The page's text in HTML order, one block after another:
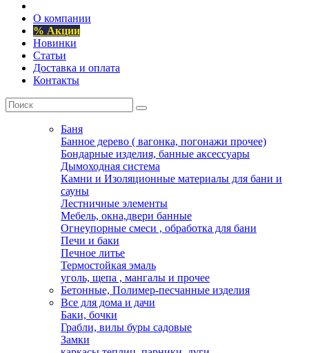
О компании
% Акции
Новинки
Статьи
Доставка и оплата
Контакты
Баня
Банное дерево ( вагонка, погонажи прочее)
Бондарные изделия, банные аксессуары
Дымоходная система
Камни и Изоляционные материалы для бани и
сауны
Лестничные элементы
Мебель, окна,двери банные
Огнеупорные смеси , обработка для бани
Печи и баки
Печное литье
Термостойкая эмаль
уголь, щепа , мангалы и прочее
Бетонные, Полимер-песчанные изделия
Все для дома и дачи
Баки, бочки
Грабли, вилы буры садовые
Замки